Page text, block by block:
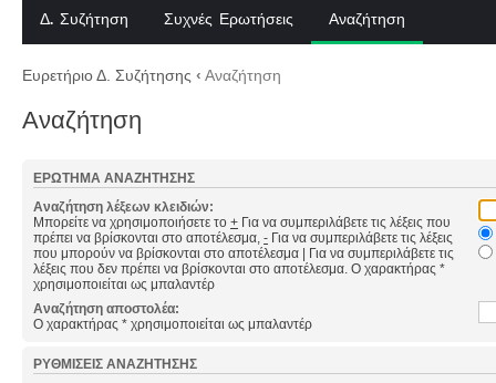
Δ. Συζήτηση Συχνές Ερωτήσεις Αναζήτηση
Ευρετήριο Δ. Συζήτησης ‹ Αναζήτηση
Αναζήτηση
ΕΡΏΤΗΜΑ ΑΝΑΖΉΤΗΣΗΣ
Αναζήτηση λέξεων κλειδιών:
Μπορείτε να χρησιμοποιήσετε το + Για να συμπεριλάβετε τις λέξεις που
πρέπει να βρίσκονται στο αποτέλεσμα, - Για να συμπεριλάβετε τις λέξεις
που μπορούν να βρίσκονται στο αποτέλεσμα | Για να συμπεριλάβετε τις
λέξεις που δεν πρέπει να βρίσκονται στο αποτέλεσμα. Ο χαρακτήρας *
χρησιμοποιείται ως μπαλαντέρ
Αναζήτηση αποστολέα:
Ο χαρακτήρας * χρησιμοποιείται ως μπαλαντέρ
ΡΥΘΜΊΣΕΙΣ ΑΝΑΖΉΤΗΣΗΣ